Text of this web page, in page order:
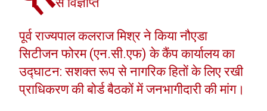
पूर्व राज्यपाल कलराज मिश्र ने किया नौएडा
सिटीजन फोरम (एन.सी.एफ) के कैंप कार्यालय का
उद्घाटन: सशक्त रूप से नागरिक हितों के लिए रखी
प्राधिकरण की बोर्ड बैठकों में जनभागीदारी की मांग।